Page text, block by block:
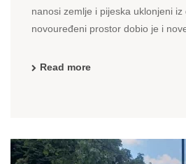
nanosi zemlje i pijeska uklonjeni iz
novouređeni prostor dobio je i
Read more